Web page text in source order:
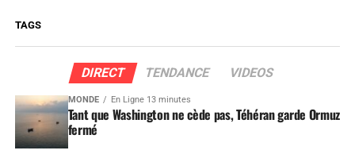
TAGS
DIRECT TENDANCE VIDEOS
MONDE En Ligne 13 minutes
Tant que Washington ne cède pas, Téhéran garde Ormuz
fermé